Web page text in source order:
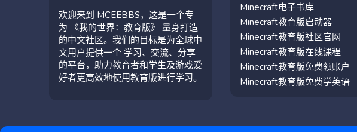
欢迎来到 MCEEBBS，这是一个专
为 《我的世界：教育版》 量身打造
的中文社区。我们的目标是为全球中
文用户提供一个 学习、交流、分享
的平台，助力教育者和学生及游戏爱
好者更高效地使用教育版进行学习。
Minecraft电子书库
Minecraft教育版启动器
Minecraft教育版社区官网
Minecraft教育版在线课程
Minecraft教育版免费领账户
Minecraft教育版免费学英语